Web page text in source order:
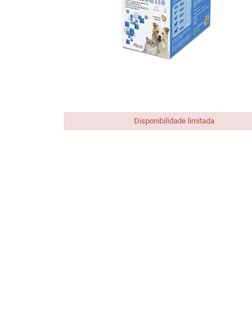
Enjoo, Azia e Má disposição
Gripes, Constipações e Alergias
Tosse, Rouquidão e Dores de Garganta
Tranquilidade e Problemas do Sono
Disponibilidade limitada